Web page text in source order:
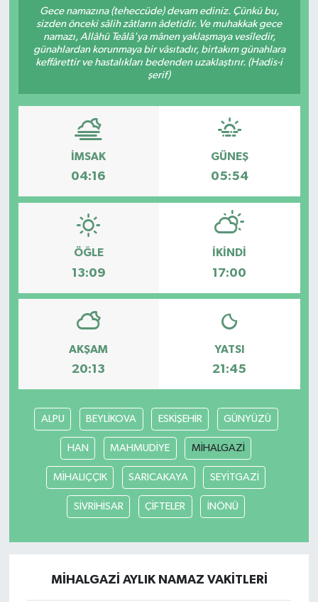
Gece namazına (teheccüde) devam ediniz. Çünkü bu,
sizden önceki sâlih zâtların âdetidir. Ve muhakkak gece
namazı, Allâhü Teâlâ'ya mânen yaklaşmaya vesîledir,
günahlardan korunmaya bir vâsıtadır, birtakım günahlara
keffârettir ve hastalıkları bedenden uzaklaştırır. (Hadis-i
şerif)
İMSAK
04:16
GÜNEŞ
05:54
ÖĞLE
13:09
İKINDI
17:00
AKŞAM
20:13
YATSI
21:45
ALPU BEYLİKOVA ESKİŞEHİR GÜNYÜZÜ
HAN MAHMUDİYE MİHALGAZİ
MİHALIÇÇIK SARICAKAYA SEYİTGAZİ
SİVRİHİSAR ÇİFTELER İNÖNÜ
MİHALGAZİ AYLIK NAMAZ VAKITLERI
RESMİ İLANLAR